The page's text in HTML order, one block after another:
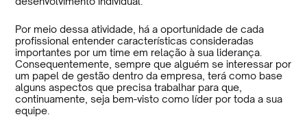
Por meio dessa atividade, há a oportunidade de cada
profissional entender características consideradas
importantes por um time em relação à sua liderança.
Consequentemente, sempre que alguém se interessar por
um papel de gestão dentro da empresa, terá como base
alguns aspectos que precisa trabalhar para que,
continuamente, seja bem-visto como líder por toda a sua
equipe.